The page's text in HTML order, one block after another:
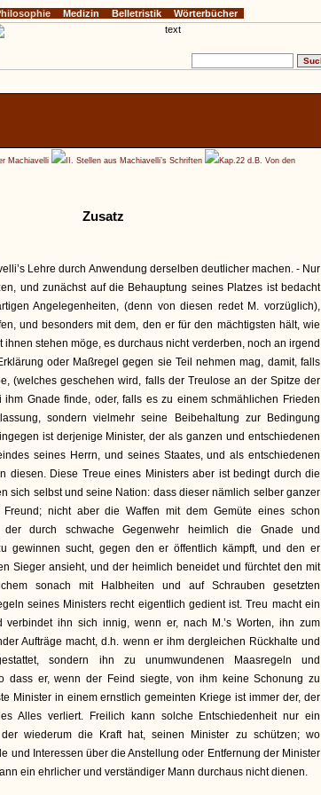
Machiavelli II. Stellen aus Machiavelli’s Schriften
Kap.22 d.B. Von den
Zusatz
Lehre durch Anwendung derselben deutlicher machen. - Nur
und zunächst auf die Behauptung seines Platzes ist bedacht
Angelegenheiten, (denn von diesen redet M. vorzüglich),
und besonders mit dem, den er für den mächtigsten hält, wie
ihnen stehen möge, es durchaus nicht verderben, noch an irgend
oder Maßregel gegen sie Teil nehmen mag, damit, falls
(welches geschehen wird, falls der Treulose an der Spitze der
ihm Gnade finde, oder, falls es zu einem schmählichen Frieden
sondern vielmehr seine Beibehaltung zur Bedingung
ist derjenige Minister, der als ganzen und entschiedenen
seines Herrn, und seines Staates, und als entschiedenen
diesen. Diese Treue eines Ministers aber ist bedingt durch die
sich selbst und seine Nation: dass dieser nämlich selber ganzer
nicht aber die Waffen mit dem Gemüte eines schon
der durch schwache Gegenwehr heimlich die Gnade und
gewinnen sucht, gegen den er öffentlich kämpft, und den er
Sieger ansieht, und der heimlich beneidet und fürchtet den mit
sonach mit Halbheiten und auf Schrauben gesetzten
seines Ministers recht eigentlich gedient ist. Treu macht ein
verbindet ihn sich innig, wenn er, nach M.’s Worten, ihn zum
Aufträge macht, d.h. wenn er ihm dergleichen Rückhalte und
sondern ihn zu unumwundenen Maasregeln und
dass er, wenn der Feind siegte, von ihm keine Schonung zu
Minister in einem ernstlich gemeinten Kriege ist immer der, der
Alles verliert. Freilich kann solche Entschiedenheit nur ein
wiederum die Kraft hat, seinen Minister zu schützen; wo
und Interessen über die Anstellung oder Entfernung der Minister
ein ehrlicher und verständiger Mann durchaus nicht dienen.
Medizin Belletristik Wörterbücher